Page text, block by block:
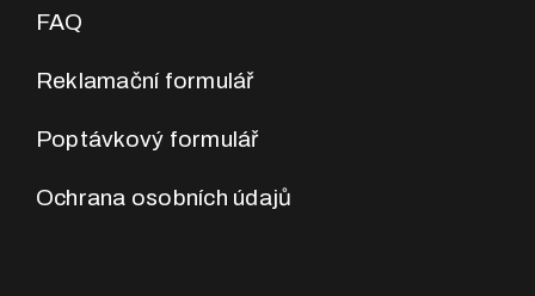
FAQ
Reklamační formulář
Poptávkový formulář
Ochrana osobních údajů